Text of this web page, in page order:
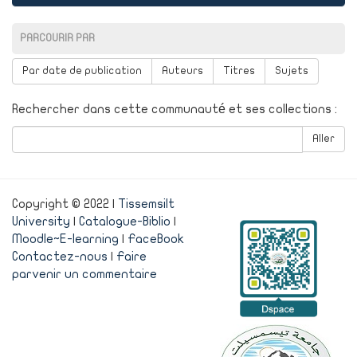
PARCOURIR PAR
Par date de publication Auteurs Titres Sujets
Rechercher dans cette communauté et ses collections :
Aller
Copyright © 2022 | Tissemsilt
University
Catalogue-Biblio
Moodle~E-learning
FaceBook
Contactez-nous
Faire
parvenir un commentaire